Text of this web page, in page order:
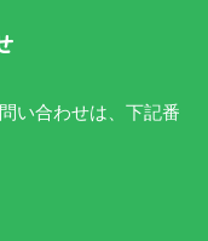
い合わせは、下記番